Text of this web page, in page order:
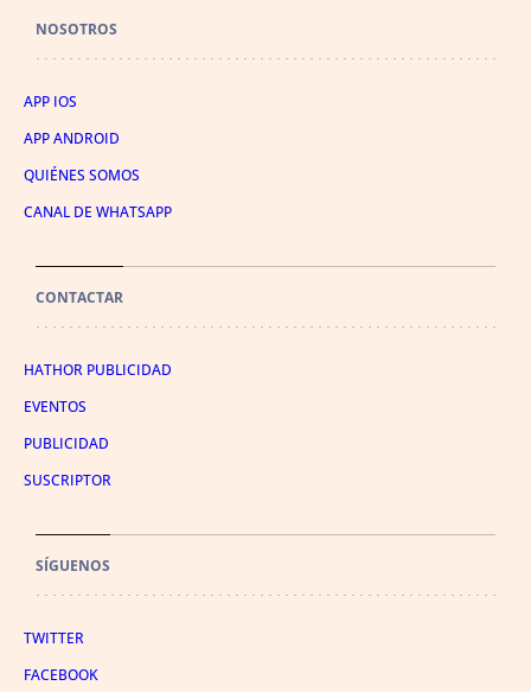
NOSOTROS
APP IOS
APP ANDROID
QUIÉNES SOMOS
CANAL DE WHATSAPP
CONTACTAR
HATHOR PUBLICIDAD
EVENTOS
PUBLICIDAD
SUSCRIPTOR
SÍGUENOS
TWITTER
FACEBOOK